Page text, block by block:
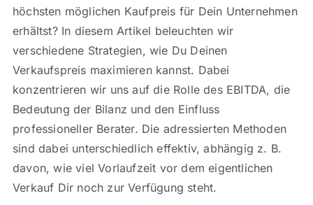
höchsten möglichen Kaufpreis für Dein Unternehmen
erhältst? In diesem Artikel beleuchten wir
verschiedene Strategien, wie Du Deinen
Verkaufspreis maximieren kannst. Dabei
konzentrieren wir uns auf die Rolle des EBITDA, die
Bedeutung der Bilanz und den Einfluss
professioneller Berater. Die adressierten Methoden
sind dabei unterschiedlich effektiv, abhängig z. B.
davon, wie viel Vorlaufzeit vor dem eigentlichen
Verkauf Dir noch zur Verfügung steht.